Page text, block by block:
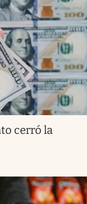
cerró la